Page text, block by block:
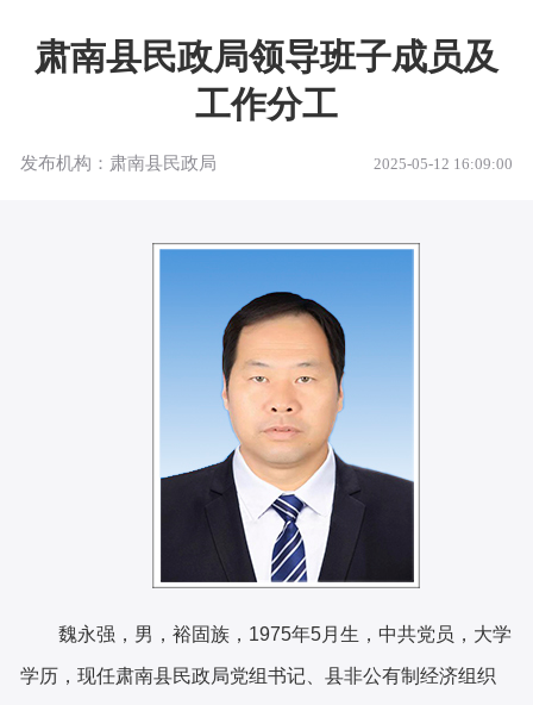
肃南县民政局领导班子成员及
工作分工
发布机构：肃南县民政局 2025-05-12 16:09:00
魏永强，男，裕固族， 1975年5月生，中共党员，大学
学历，现任肃南县民政局党组书记、县非公有制经济组织